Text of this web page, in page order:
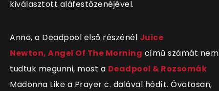
kiválasztott aláfestőzenéjével.
Anno, a Deadpool első részénél Juice
Newton, Angel Of The Morning című számát nem
tudtuk megunni, most a Deadpool & Rozsomák
Madonna Like a Prayer c. dalával hódít. Óvatosan,